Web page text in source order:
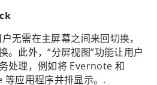
无需在主屏幕之间来回切换，
。此外，“分屏视图”功能让用户
处理，例如将 Evernote 和
应用程序并排显示。.